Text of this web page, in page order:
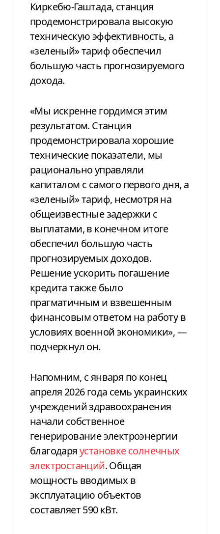
Киркебю-Гаштада, станция
продемонстрировала высокую
техническую эффективность, а
«зеленый» тариф обеспечил
большую часть прогнозируемого
дохода.
«Мы искренне гордимся этим
результатом. Станция
продемонстрировала хорошие
технические показатели, мы
рационально управляли
капиталом с самого первого дня, а
«зеленый» тариф, несмотря на
общеизвестные задержки с
выплатами, в конечном итоге
обеспечил большую часть
прогнозируемых доходов.
Решение ускорить погашение
кредита также было
прагматичным и взвешенным
финансовым ответом на работу в
условиях военной экономики», —
подчеркнул он.
Напомним, с января по конец
апреля 2026 года семь украинских
учреждений здравоохранения
начали собственное
генерирование электроэнергии
благодаряустановке солнечных
электростанций. Общая
мощность вводимых в
эксплуатацию объектов
составляет 590 кВт.